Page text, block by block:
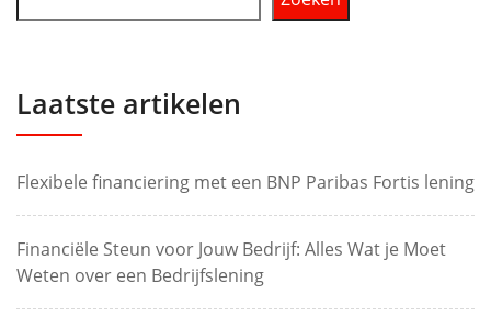
Laatste artikelen
Flexibele financiering met een BNP Paribas Fortis lening
Financiële Steun voor Jouw Bedrijf: Alles Wat je Moet
Weten over een Bedrijfslening